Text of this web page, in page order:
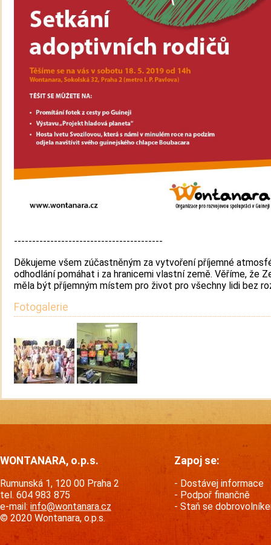
-----------------------------------------
Děkujeme všem zúčastněným za vytvoření příjemné
odhodlání pomáhat i za hranicemi vlastní země. Věříme, že
měla být příjemným místem pro život pro všechny lidi bez
Fotogalerie
WONTANARA, o.p.s.
Rumunská 1, 120 00 Praha 2
tel. 604 983 875
e-mail: info@wontanara.cz
© 2020 Wontanara, o.p.s.
Zapoj se:
Dostávej informace
Podpoř finančně
Staň se